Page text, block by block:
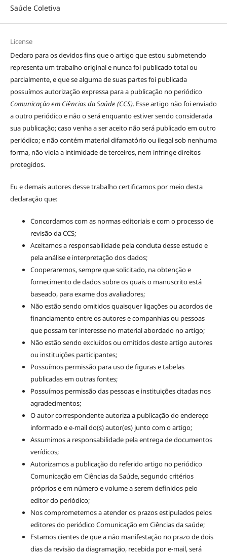
Saúde Coletiva
License
Declaro para os devidos fins que o artigo que estou submetendo
representa um trabalho original e nunca foi publicado total ou
parcialmente, e que se alguma de suas partes foi publicada
possuímos autorização expressa para a publicação no periódico
Comunicação em Ciências da Saúde (CCS). Esse artigo não foi enviado
a outro periódico e não o será enquanto estiver sendo considerada
sua publicação; caso venha a ser aceito não será publicado em outro
periódico; e não contém material difamatório ou ilegal sob nenhuma
forma, não viola a intimidade de terceiros, nem infringe direitos
protegidos.
Eu e demais autores desse trabalho certificamos por meio desta
declaração que:
Concordamos com as normas editoriais e com o processo de
revisão da CCS;
Aceitamos a responsabilidade pela conduta desse estudo e
pela análise e interpretação dos dados;
Cooperaremos, sempre que solicitado, na obtenção e
fornecimento de dados sobre os quais o manuscrito está
baseado, para exame dos avaliadores;
Não estão sendo omitidos quaisquer ligações ou acordos de
financiamento entre os autores e companhias ou pessoas
que possam ter interesse no material abordado no artigo;
Não estão sendo excluídos ou omitidos deste artigo autores
ou instituições participantes;
Possuímos permissão para uso de figuras e tabelas
publicadas em outras fontes;
Possuímos permissão das pessoas e instituições citadas nos
agradecimentos;
O autor correspondente autoriza a publicação do endereço
informado e e-mail do(s) autor(es) junto com o artigo;
Assumimos a responsabilidade pela entrega de documentos
verídicos;
Autorizamos a publicação do referido artigo no periódico
Comunicação em Ciências da Saúde, segundo critérios
próprios e em número e volume a serem definidos pelo
editor do periódico;
Nos comprometemos a atender os prazos estipulados pelos
editores do periódico Comunicação em Ciências da saúde;
Estamos cientes de que a não manifestação no prazo de dois
dias da revisão da diagramação, recebida por e-mail, será